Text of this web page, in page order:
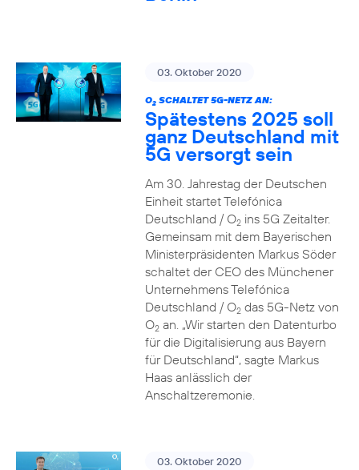
03. Oktober 2020
O2SCHALTET 5G-NETZ AN:
Spätestens 2025 soll
ganz Deutschland mit
5G versorgt sein
Am 30. Jahrestag der Deutschen
Einheit startet Telefónica
Deutschland / O2ins 5G Zeitalter.
Gemeinsam mit dem Bayerischen
Ministerpräsidenten Markus Söder
schaltet der CEO des Münchener
Unternehmens Telefónica
Deutschland / O2das 5G-Netz von
O2an. „Wir starten den Datenturbo
für die Digitalisierung aus Bayern
für Deutschland“, sagte Markus
Haas anlässlich der
Anschaltzeremonie.
03. Oktober 2020